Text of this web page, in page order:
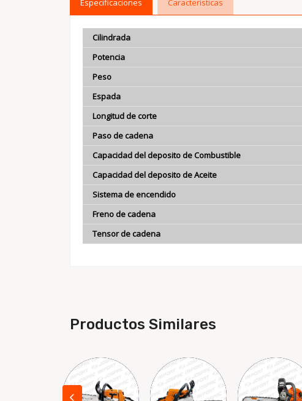
Especificaciones Caracteristicas
Cilindrada
Potencia
Peso
Espada
Longitud de corte
Paso de cadena
Capacidad del deposito de Combustible
Capacidad del deposito de Aceite
Sistema de encendido
Freno de cadena
Tensor de cadena
Productos Similares